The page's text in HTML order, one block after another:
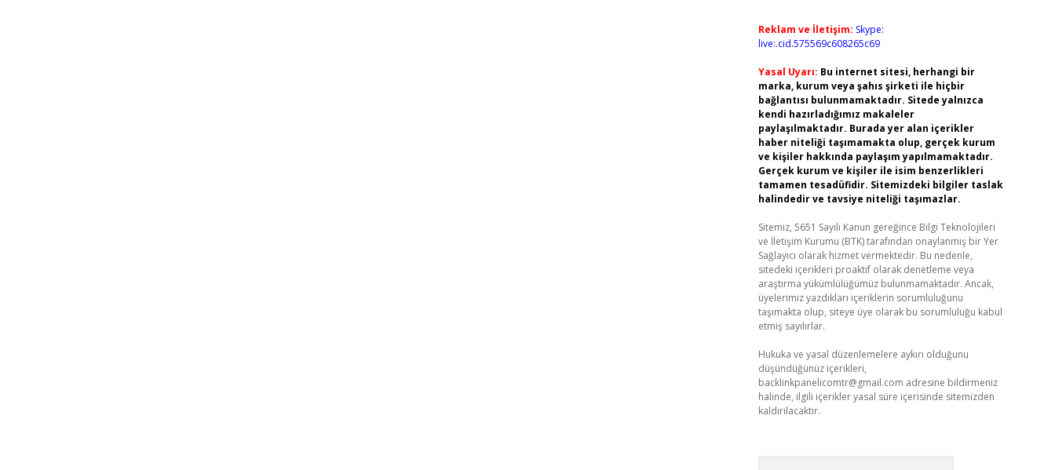
Reklam ve İletişim: Skype:
live:.cid.575569c608265c69
Yasal Uyarı: Bu internet sitesi, herhangi bir
marka, kurum veya şahıs şirketi ile hiçbir
bağlantısı bulunmamaktadır. Sitede yalnızca
kendi hazırladığımız makaleler
paylaşılmaktadır. Burada yer alan içerikler
haber niteliği taşımamakta olup, gerçek kurum
ve kişiler hakkında paylaşım yapılmamaktadır.
Gerçek kurum ve kişiler ile isim benzerlikleri
tamamen tesadüfidir. Sitemizdeki bilgiler taslak
halindedir ve tavsiye niteliği taşımazlar.
Sitemiz, 5651 Sayılı Kanun gereğince Bilgi Teknolojileri
ve İletişim Kurumu (BTK) tarafından onaylanmış bir Yer
Sağlayıcı olarak hizmet vermektedir. Bu nedenle,
sitedeki içerikleri proaktif olarak denetleme veya
araştırma yükümlülüğümüz bulunmamaktadır. Ancak,
üyelerimiz yazdıkları içeriklerin sorumluluğunu
taşımakta olup, siteye üye olarak bu sorumluluğu kabul
etmiş sayılırlar.
Hukuka ve yasal düzenlemelere aykırı olduğunu
düşündüğünüz içerikleri,
backlinkpanelicomtr@gmail.com adresine bildirmeniz
halinde, ilgili içerikler yasal süre içerisinde sitemizden
kaldırılacaktır.